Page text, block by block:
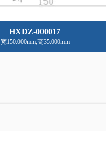
HXDZ-000017
宽150.000mm,高35.000mm